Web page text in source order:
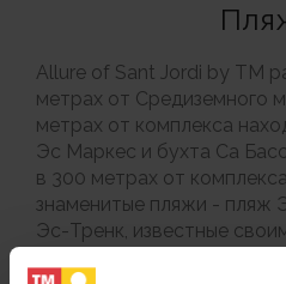
Allure of Sant Jordi by TM
метрах от Средиземного
метрах от комплекса
Эс Маркес и бухта Са
в 300 метрах от
знаменитые пляжи - пляж
Эс-Тренк, известные